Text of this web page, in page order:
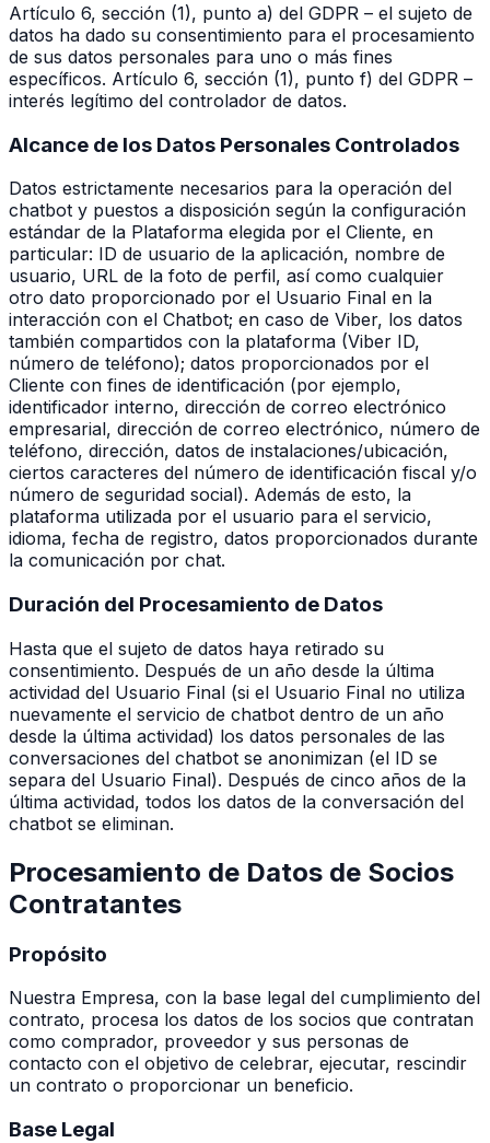
Artículo 6, sección (1), punto a) del GDPR – el sujeto de
datos ha dado su consentimiento para el procesamiento
de sus datos personales para uno o más fines
específicos. Artículo 6, sección (1), punto f) del GDPR –
interés legítimo del controlador de datos.
Alcance de los Datos Personales Controlados
Datos estrictamente necesarios para la operación del
chatbot y puestos a disposición según la configuración
estándar de la Plataforma elegida por el Cliente, en
particular: ID de usuario de la aplicación, nombre de
usuario, URL de la foto de perfil, así como cualquier
otro dato proporcionado por el Usuario Final en la
interacción con el Chatbot; en caso de Viber, los datos
también compartidos con la plataforma (Viber ID,
número de teléfono); datos proporcionados por el
Cliente con fines de identificación (por ejemplo,
identificador interno, dirección de correo electrónico
empresarial, dirección de correo electrónico, número de
teléfono, dirección, datos de instalaciones/ubicación,
ciertos caracteres del número de identificación fiscal y/o
número de seguridad social). Además de esto, la
plataforma utilizada por el usuario para el servicio,
idioma, fecha de registro, datos proporcionados durante
la comunicación por chat.
Duración del Procesamiento de Datos
Hasta que el sujeto de datos haya retirado su
consentimiento. Después de un año desde la última
actividad del Usuario Final (si el Usuario Final no utiliza
nuevamente el servicio de chatbot dentro de un año
desde la última actividad) los datos personales de las
conversaciones del chatbot se anonimizan (el ID se
separa del Usuario Final). Después de cinco años de la
última actividad, todos los datos de la conversación del
chatbot se eliminan.
Procesamiento de Datos de Socios
Contratantes
Propósito
Nuestra Empresa, con la base legal del cumplimiento del
contrato, procesa los datos de los socios que contratan
como comprador, proveedor y sus personas de
contacto con el objetivo de celebrar, ejecutar, rescindir
un contrato o proporcionar un beneficio.
Base Legal